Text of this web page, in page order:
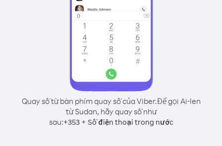
Quay số từ bàn phím quay số của Viber.Để gọi Ai-len
từ Sudan, hãy quay số như
sau:+353+ Số điện thoại trong nước